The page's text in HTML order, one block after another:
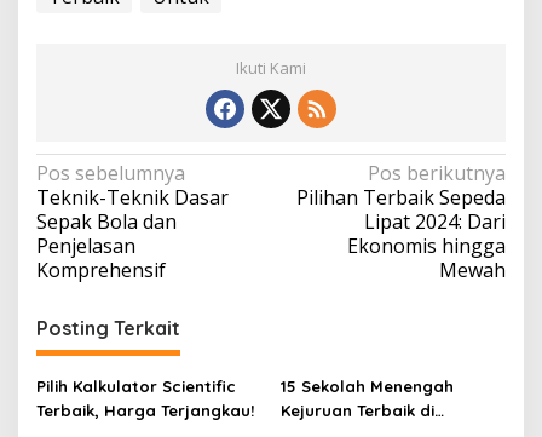
Ikuti Kami
N
a
v
i
g
a
s
i
Pos sebelumnya
Teknik-Teknik Dasar
Sepak Bola dan
Penjelasan
Komprehensif
Pos berikutnya
Pilihan Terbaik Sepeda
Lipat 2024: Dari
Ekonomis hingga
Mewah
Posting Terkait
Pilih Kalkulator Scientific
Terbaik, Harga Terjangkau!
15 Sekolah Menengah
Kejuruan Terbaik di